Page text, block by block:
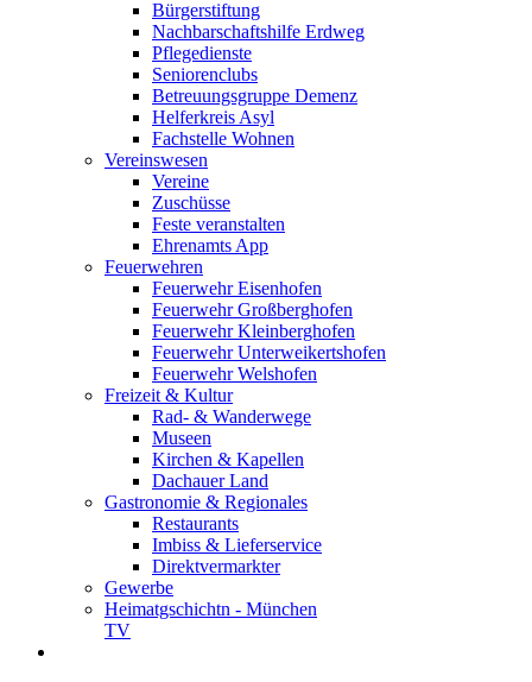
Bürgerstiftung
Nachbarschaftshilfe Erdweg
Pflegedienste
Seniorenclubs
Betreuungsgruppe Demenz
Helferkreis Asyl
Fachstelle Wohnen
Vereinswesen
Vereine
Zuschüsse
Feste veranstalten
Ehrenamts App
Feuerwehren
Feuerwehr Eisenhofen
Feuerwehr Großberghofen
Feuerwehr Kleinberghofen
Feuerwehr Unterweikertshofen
Feuerwehr Welshofen
Freizeit & Kultur
Rad- & Wanderwege
Museen
Kirchen & Kapellen
Dachauer Land
Gastronomie & Regionales
Restaurants
Imbiss & Lieferservice
Direktvermarkter
Gewerbe
Heimatgschichtn - München
TV